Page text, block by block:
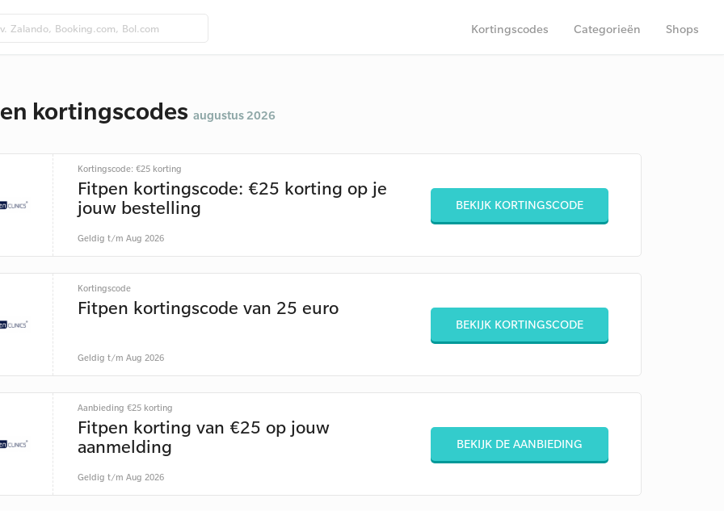
Kortingscodes Categorieën Shops
kortingscodes augustus 2026
Kortingscode: €25 korting
Fitpen kortingscode: €25 korting op je
jouw bestelling
Geldig t/m Aug 2026
BEKIJK KORTINGSCODE
Kortingscode
Fitpen kortingscode van 25 euro
Geldig t/m Aug 2026
BEKIJK KORTINGSCODE
Aanbieding €25 korting
Fitpen korting van €25 op jouw
aanmelding
Geldig t/m Aug 2026
BEKIJK DE AANBIEDING